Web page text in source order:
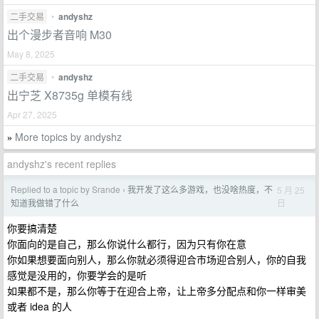
二手交易 • andyshz
出个漫步者音响 M30
May 8, 2025
二手交易
• andyshz
出宁芝 X8735g 单模有线
Apr 27, 2025
» More topics by andyshz
andyshz's recent replies
Replied to a topic by Srande › 我开发了这么多游戏，也没啥热度，不
知道我做错了什么
5 月 25
日
你要搞清楚
你面向的是自己，那么你说什么都行，因为只有你在意
你如果想要面向别人，那么你就必须得迎合市场迎合别人，你的自我
感觉是没用的，你要学会的是听
如果都不是，那么你等于在迎合上帝，让上帝多分配点和你一样审美
或者 idea 的人